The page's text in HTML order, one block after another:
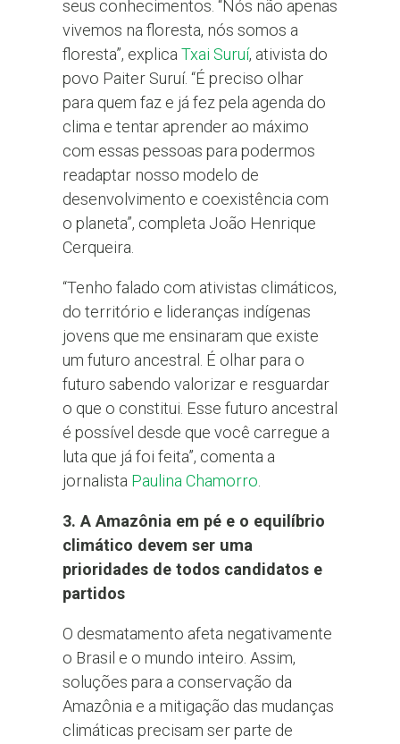
seus conhecimentos. “Nós não apenas
vivemos na floresta, nós somos a
floresta”, explica Txai Suruí, ativista do
povo Paiter Suruí. “É preciso olhar
para quem faz e já fez pela agenda do
clima e tentar aprender ao máximo
com essas pessoas para podermos
readaptar nosso modelo de
desenvolvimento e coexistência com
o planeta”, completa João Henrique
Cerqueira.
“Tenho falado com ativistas climáticos,
do território e lideranças indígenas
jovens que me ensinaram que existe
um futuro ancestral. É olhar para o
futuro sabendo valorizar e resguardar
o que o constitui. Esse futuro ancestral
é possível desde que você carregue a
luta que já foi feita”, comenta a
jornalista Paulina Chamorro
3. A Amazônia em pé e o equilíbrio
climático devem ser uma
prioridades de todos candidatos e
partidos
O desmatamento afeta negativamente
o Brasil e o mundo inteiro. Assim,
soluções para a conservação da
Amazônia e a mitigação das mudanças
climáticas precisam ser parte de